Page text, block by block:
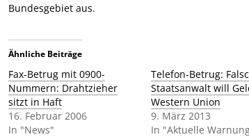
Bundesgebiet aus.
Ähnliche Beiträge
Fax-Betrug mit 0900-
Nummern: Drahtzieher
sitzt in Haft
16. Februar 2006
In "News"
Telefon-Betrug:
Staatsanwalt will
Western Union
9. März 2013
In "Aktuelle